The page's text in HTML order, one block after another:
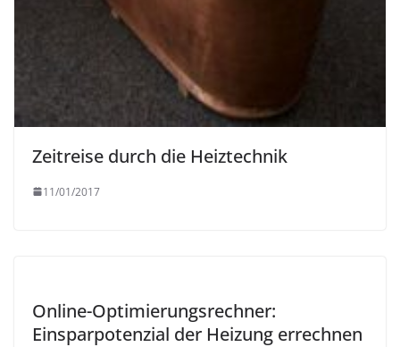
Zeitreise durch die Heiztechnik
11/01/2017
Online-Optimierungsrechner:
Einsparpotenzial der Heizung errechnen